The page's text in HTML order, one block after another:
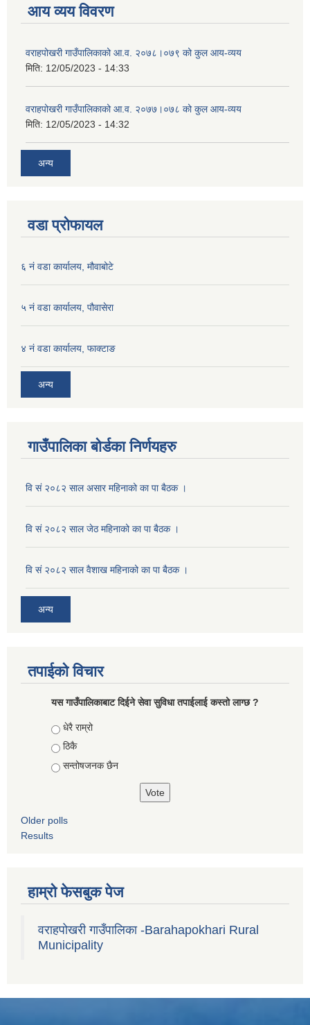
आय व्यय विवरण
वराहपोखरी गाउँपालिकाको आ.व. २०७८।०७९ को कुल आय-व्यय
मिति: 12/05/2023 - 14:33
वराहपोखरी गाउँपालिकाको आ.व. २०७७।०७८ को कुल आय-व्यय
मिति: 12/05/2023 - 14:32
अन्य
वडा प्रोफायल
६ नं वडा कार्यालय, मौवाबोटे
५ नं वडा कार्यालय, पौवासेरा
४ नं वडा कार्यालय, फाक्टाङ
अन्य
गाउँपालिका बोर्डका निर्णयहरु
वि सं २०८२ साल असार महिनाको का पा बैठक ।
वि सं २०८२ साल जेठ महिनाको का पा बैठक ।
वि सं २०८२ साल वैशाख महिनाको का पा बैठक ।
अन्य
तपाईको विचार
यस गाउँपालिकाबाट दिईने सेवा सुविधा तपाईलाई कस्तो लाग्छ ?
Choices
धेरै राम्रो
ठिकै
सन्तोषजनक छैन
Older polls
Results
हाम्रो फेसबुक पेज
वराहपोखरी गाउँपालिका -Barahapokhari Rural
Municipality